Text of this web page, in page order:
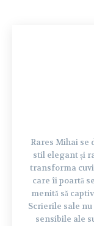
Rares Mihai
stil elegant și
transforma
care îi poartă
menită să
Scrierile sale
sensibile ale